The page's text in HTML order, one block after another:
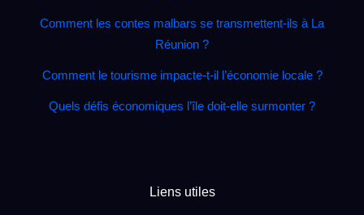
Comment les contes malbars se transmettent‑ils à La
Réunion ?
Comment le tourisme impacte‑t‑il l’économie locale ?
Quels défis économiques l’île doit‑elle surmonter ?
Liens utiles